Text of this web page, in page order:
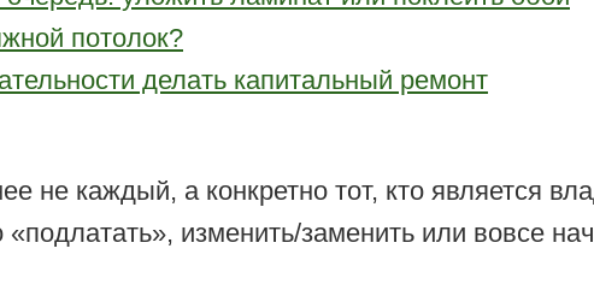
потолок?
делать капитальный ремонт
не каждый, а конкретно тот, кто является
изменить/заменить или вовсе